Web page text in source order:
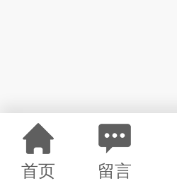
首页 留言